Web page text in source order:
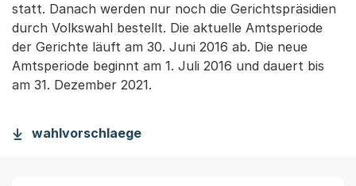
statt. Danach werden nur noch die Gerichtspräsidien
durch Volkswahl bestellt. Die aktuelle Amtsperiode
der Gerichte läuft am 30. Juni 2016 ab. Die neue
Amtsperiode beginnt am 1. Juli 2016 und dauert bis
am 31. Dezember 2021.
wahlvorschlaege